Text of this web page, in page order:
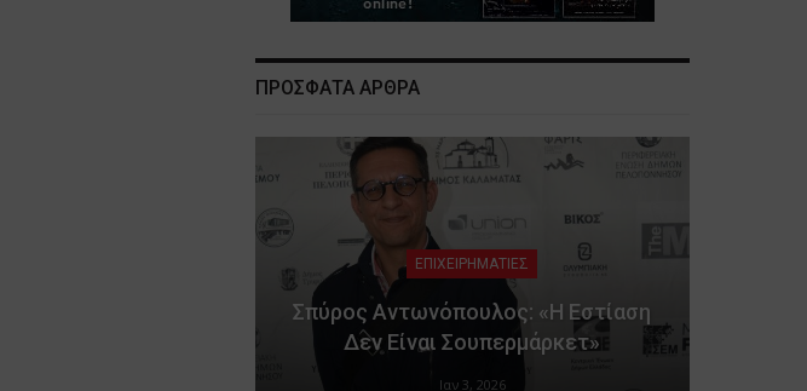
ΠΡΟΣΦΑΤΑ ΑΡΘΡΑ
ΕΠΙΧΕΙΡΗΜΑΤΙΕΣ
Σπύρος Αντωνόπουλος: «Η Εστίαση
Δεν Είναι Σουπερμάρκετ»
Ιαν 3, 2026